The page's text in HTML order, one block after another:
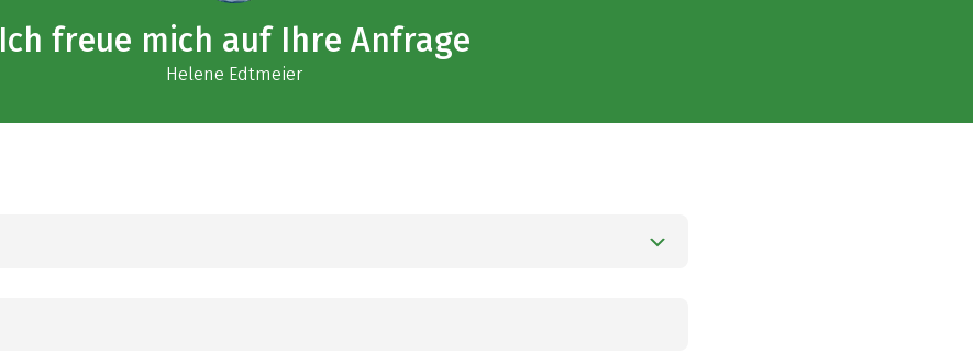
Ich freue mich auf Ihre Anfrage
Helene Edtmeier